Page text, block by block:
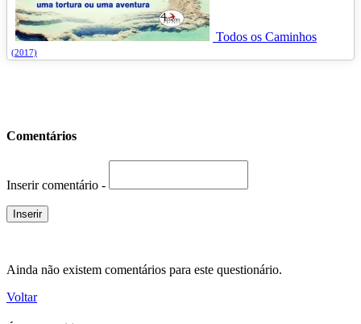
Todos os Caminhos
(2017)
Comentários
Inserir comentário -
Ainda não existem comentários para este questionário.
Voltar